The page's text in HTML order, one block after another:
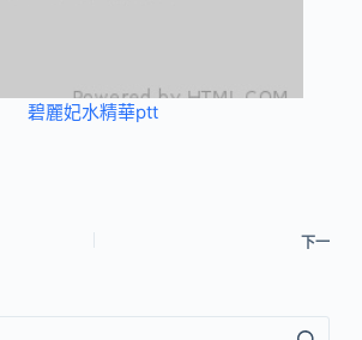
碧麗妃水精華ptt
下一